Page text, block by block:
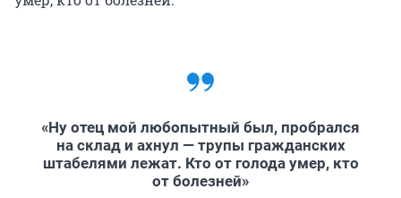
«Ну отец мой любопытный был, пробрался
на склад и ахнул — трупы гражданских
штабелями лежат. Кто от голода умер, кто
от болезней»